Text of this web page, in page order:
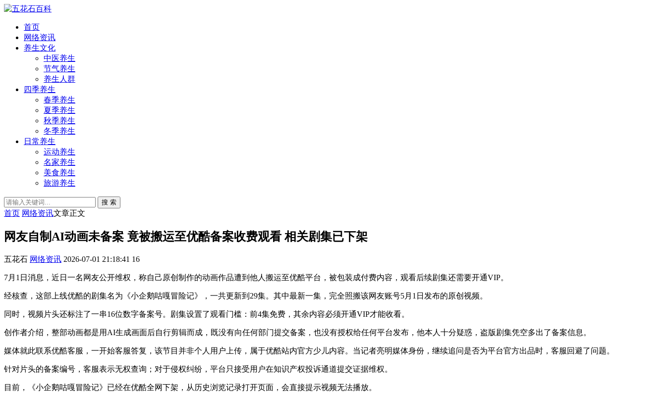
首页
网络资讯
养生文化
中医养生
节气养生
养生人群
四季养生
春季养生
夏季养生
秋季养生
冬季养生
日常养生
运动养生
名家养生
美食养生
旅游养生
搜 索
首页 网络资讯文章正文
网友自制AI动画未备案 竟被搬运至优酷备案收费观看 相关剧集已下架
五花石 网络资讯 2026-07-01 21:18:41 16
7月1日消息，近日一名网友公开维权，称自己原创制作的动画作品遭到他人搬运至优酷平台，被包装成付费内容，观看后续剧集还需要开通VIP。
经核查，这部上线优酷的剧集名为《小企鹅咕嘎冒险记》，一共更新到29集。其中最新一集，完全照搬该网友账号5月1日发布的原创视频。
同时，视频片头还标注了一串16位数字备案号。剧集设置了观看门槛：前4集免费，其余内容必须开通VIP才能收看。
创作者介绍，整部动画都是用AI生成画面后自行剪辑而成，既没有向任何部门提交备案，也没有授权给任何平台发布，他本人十分疑惑，盗版剧集凭空多出了备案信息。
媒体就此联系优酷客服，一开始客服答复，该节目并非个人用户上传，属于优酷站内官方少儿内容。当记者亮明媒体身份，继续追问是否为平台官方出品时，客服回避了问题。
针对片头的备案编号，客服表示无权查询；对于侵权纠纷，平台只接受用户在知识产权投诉通道提交证据维权。
目前，《小企鹅咕嘎冒险记》已经在优酷全网下架，从历史浏览记录打开页面，会直接提示视频无法播放。